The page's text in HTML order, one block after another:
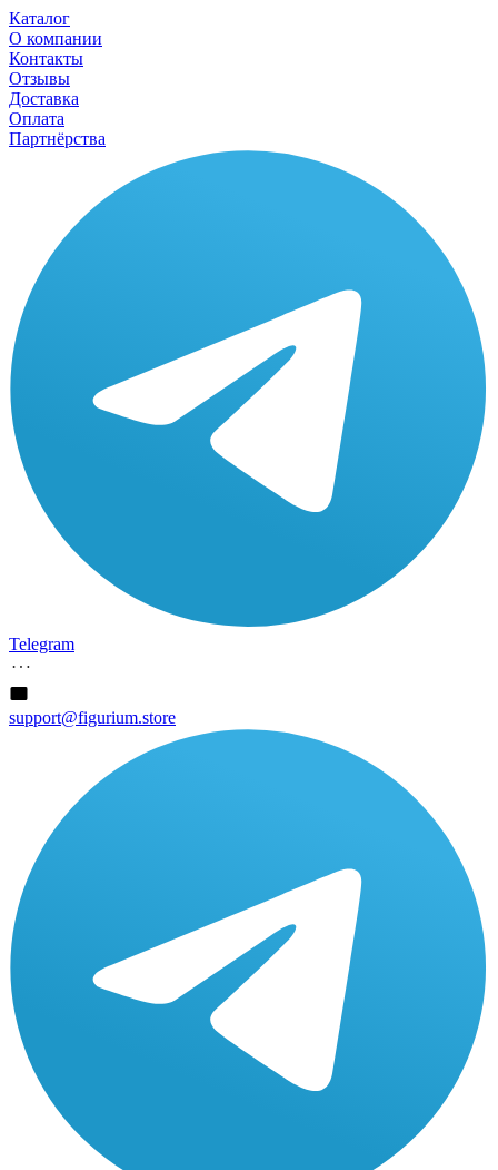
Каталог
О компании
Контакты
Отзывы
Доставка
Оплата
Партнёрства
Telegram
support@figurium.store